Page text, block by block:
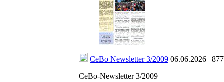
CeBo Newsletter 3/2009 06.06.2026 |
CeBo-Newsletter 3/2009